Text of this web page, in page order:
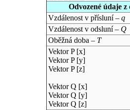
Odvozené údaje
Vzdálenost v přísluní – q
Vzdálenost v odsluní – Q
Oběžná doba – T
Vektor P [x]
Vektor P [y]
Vektor P [z]
Vektor Q [x]
Vektor Q [y]
Vektor Q [z]